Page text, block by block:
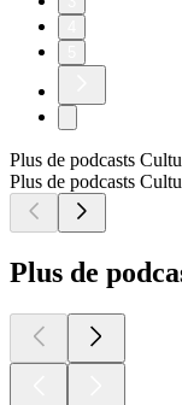
Plus de podcasts
Plus de podcasts
Plus de